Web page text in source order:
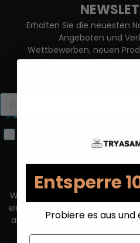
Erhalten Sie die neuesten
Angeboten und
Wettbewerben, neuen
Sie können mehr über
eines personalisierten
Wenn Sie unseren Newsletter
ein, dass Ihre Bestandsdaten
angegeben) Vorname, Name
werden. Ihre Daten werden
Entsperre
Probiere es aus